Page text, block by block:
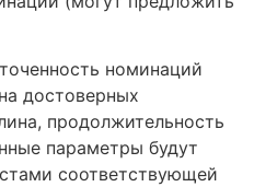
номинаций
достоверных
продолжительность
параметры будут
соответствующей